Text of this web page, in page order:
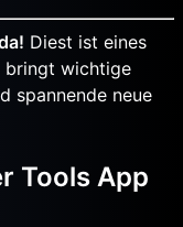
Diest ist eines
bringt wichtige
spannende neue
Tools App